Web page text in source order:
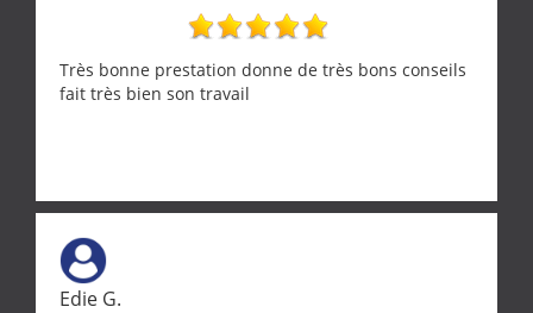
Très bonne prestation donne de très bons conseils
fait très bien son travail
Edie G.